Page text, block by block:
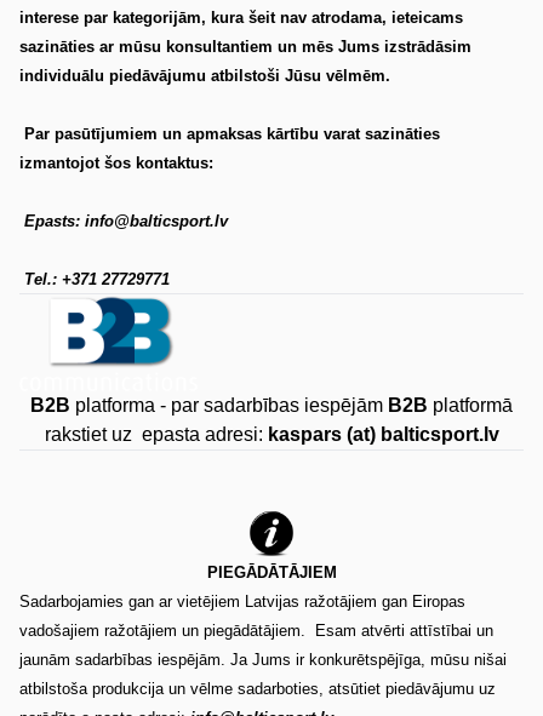
interese par kategorijām, kura šeit nav atrodama, ieteicams
sazināties ar mūsu konsultantiem un mēs Jums izstrādāsim
individuālu piedāvājumu atbilstoši Jūsu vēlmēm.
Par pasūtījumiem un apmaksas kārtību varat sazināties
izmantojot šos kontaktus:
Epasts: info@balticsport.lv
Tel.: +371 27729771
B2B platforma - par sadarbības iespējām B2B platformā
rakstiet uz epasta adresi: kaspars (at) balticsport.lv
PIEGĀDĀTĀJIEM
Sadarbojamies gan ar vietējiem Latvijas ražotājiem gan Eiropas
vadošajiem ražotājiem un piegādātājiem. Esam atvērti attīstībai un
jaunām sadarbības iespējām. Ja Jums ir konkurētspējīga, mūsu nišai
atbilstoša produkcija un vēlme sadarboties, atsūtiet piedāvājumu uz